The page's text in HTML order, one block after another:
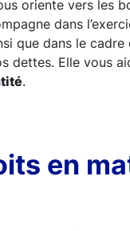
oriente vers les
dans
que dans le
dettes. Elle vous
.
en